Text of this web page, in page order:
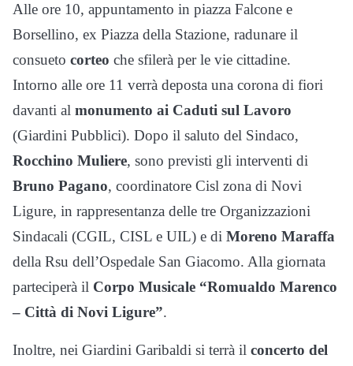
Alle ore 10, appuntamento in piazza Falcone e
Borsellino, ex Piazza della Stazione, radunare il
consueto corteo che sfilerà per le vie cittadine.
Intorno alle ore 11 verrà deposta una corona di fiori
davanti al monumento ai Caduti sul Lavoro
(Giardini Pubblici). Dopo il saluto del Sindaco,
Rocchino Muliere, sono previsti gli interventi di
Bruno Pagano, coordinatore Cisl zona di Novi
Ligure, in rappresentanza delle tre Organizzazioni
Sindacali (CGIL, CISL e UIL) e di Moreno Maraffa
della Rsu dell’Ospedale San Giacomo. Alla giornata
parteciperà il Corpo Musicale “Romualdo Marenco
– Città di Novi Ligure”.
Inoltre, nei Giardini Garibaldi si terrà il concerto del